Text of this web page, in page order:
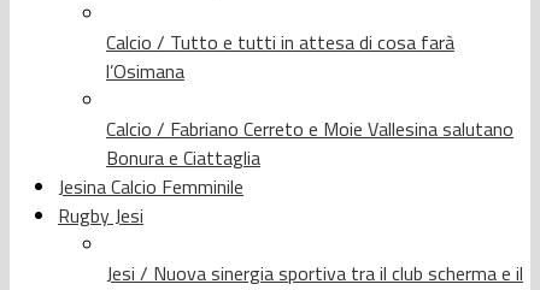
Calcio / Tutto e tutti in attesa di cosa farà
l’Osimana
Calcio / Fabriano Cerreto e Moie Vallesina salutano
Bonura e Ciattaglia
Jesina Calcio Femminile
Rugby Jesi
Jesi / Nuova sinergia sportiva tra il club scherma e il